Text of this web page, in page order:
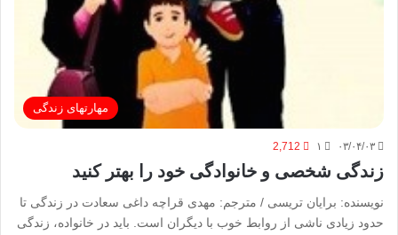
مهارتهای زندگی
۰۳/۰۴/۰۳ ۱ 2,712
زندگی شخصی و خانوادگی خود را بهتر کنید
نویسنده: برایان تریسی / مترجم: مهدی قراچه داغی سعادت در زندگی تا
حدود زیادی ناشی از روابط خوب با دیگران است. باید در خانواده، زندگی